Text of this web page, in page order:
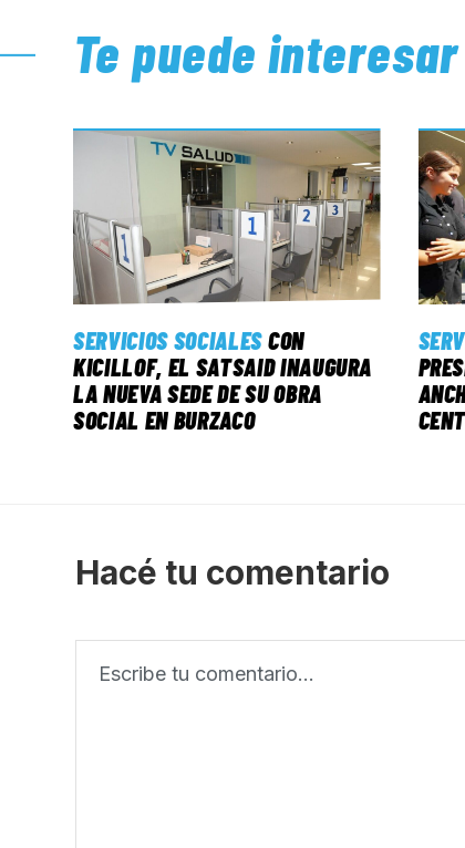
Te puede interesar
SERVICIOS SOCIALESCON
KICILLOF, EL SATSAID INAUGURA
LA NUEVA SEDE DE SU OBRA
SOCIAL EN BURZACO
Hacé tu comentario